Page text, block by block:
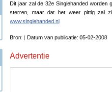
Dit jaar zal de 32e Singlehanded worden
sterren, maar dat het weer pittig zal
www.singlehanded.nl
Bron: | Datum van publicatie: 05-02-2008
Advertentie